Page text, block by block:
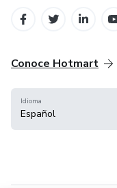
Conoce Hotmart
Idioma
Español